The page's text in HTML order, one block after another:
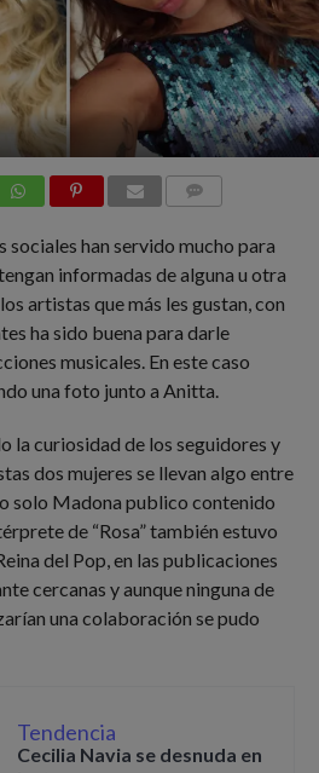
sociales han servido mucho para
informadas de alguna u otra
artistas que más les gustan, con
ha sido buena para darle
musicales. En este caso
una foto junto a Anitta.
la curiosidad de los seguidores y
dos mujeres se llevan algo entre
solo Madona publico contenido
de “Rosa” también estuvo
del Pop, en las publicaciones
cercanas y aunque ninguna de
una colaboración se pudo
Tendencia
Cecilia Navia se desnuda en